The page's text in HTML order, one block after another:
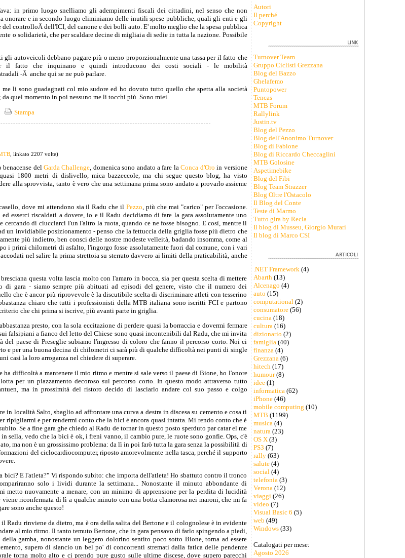
in primo luogo snelliamo gli adempimenti fiscali dei cittadini, nel senso che non
onorare e in secondo luogo eliminiamo delle inutili spese pubbliche, quali gli enti e gli
del controlloÂ dell'ICI, del canone e dei bolli auto. E' molto meglio che la spesa pubblica
o solidarietà, che per scaldare decine di migliaia di sedie in tutta la nazione. Possibile
gli autoveicoli debbano pagare più o meno proporzionalmente una tassa per il fatto che
il fatto che inquinano e quindi introducono dei costi sociali - le mobilità
-Â anche qui se ne può parlare.
li sono guadagnati col mio sudore ed ho dovuto tutto quello che spetta alla società
quel momento in poi nessuno me li tocchi più. Sono miei.
Stampa
, linkato 2207 volte)
del Garda Challenge, domenica sono andato a fare laConca d'Oro in versione
1800 metri di dislivello, mica bazzeccole, ma chi segue questo blog, ha visto
alla sprovvista, tanto è vero che una settimana prima sono andato a provarlo assieme
dove mi attendono sia il Radu che ilPezzo , più che mai "carico" per l'occasione.
esserci riscaldati a dovere, io e il Radu decidiamo di fare la gara assolutamente uno
di ciucciarci l'un l'altro la ruota, quando ce ne fosse bisogno. E così, mentre il
un invidiabile posizionamento - penso che la fettuccia della griglia fosse più dietro che
più indietro, ben consci delle nostre modeste velleità, badando insomma, come al
i primi chilometri di asfalto, l'ingorgo fosse assolutamente fuori dal comune, con i vari
nel salire la prima strettoia su sterrato davvero ai limiti della praticabilità, anche
questa volta lascia molto con l'amaro in bocca, sia per questa scelta di mettere
di gara - siamo sempre più abituati ad episodi del genere, visto che il numero dei
che è ancor più riprovevole è la discutibile scelta di discriminare atleti con tesserino
chiaro che tutti i professionisti della MTB italiana sono iscritti FCI e partono
che chi prima si iscrive, più avanti parte in griglia.
presto, con la sola eccitazione di perdere quasi la borraccia e dovermi fermare
falsipiani a fianco del letto del Chiese sono quasi incontenibili dal Radu, che mi invita
paese di Preseglie subiamo l'ingresso di coloro che fanno il percorso corto. Noi ci
e per una buona decina di chilometri ci sarà più di qualche difficoltà nei punti di single
casi la loro arroganza nel chiedere di superare.
difficoltà a mantenere il mio ritmo e mentre si sale verso il paese di Bione, ho l'onore
per un piazzamento decoroso sul percorso corto. In questo modo attraverso tutto
ma in prossimità del ristoro decido di lasciarlo andare col suo passo e colgo
in località Salto, sbaglio ad affrontare una curva a destra in discesa su cemento e cosa ti
ripigliarmi e per rendermi conto che la bici è ancora quasi intatta. Mi rendo conto che è
Se a fine gara ghe chiedo al Radu de tornar in questo posto sperduto par catar el me
sella, vedo che la bici è ok, i freni vanno, il cambio pure, le ruote sono gonfie. Ops, c'è
ma non è un grossissimo problema: da lì in poi farò tutta la gara senza la possibilità di
del ciclocardiocomputer, riposto amorevolmente nella tasca, perché il supporto
bici? E l'atleta?" Vi rispondo subito: che importa dell'atleta! Ho sbattuto contro il tronco
solo i lividi durante la settimana... Nonostante il minuto abbondante di
metto nuovamente a menare, con un minimo di apprensione per la perdita di lucidità
viene riconfermata di lì a qualche minuto con una botta clamorosa nei maroni, che mi fa
sono anche questo!
Radu rinviene da dietro, ma è ora della salita del Bertone e il colognolese è in evidente
al mio ritmo. Il tanto temuto Bertone, che in gara pensavo di farlo spingendo a piedi,
gamba, nonostante un leggero dolorino sentito poco sotto Bione, torna ad essere
supero di slancio un bel po' di concorrenti stremati dalla fatica delle pendenze
torna molto alto e ci prendo pure gusto sulle ultime discese, dove supero parecchi
Autori
Il perché
Copyright
Turnover Team
Gruppo Ciclisti Grezzana
Blog del Bazzo
Ghelafemo
Puntopower
Tencas
MTB Forum
Rallylink
Justin.tv
Blog del Pezzo
Blog dell'Anonimo Turnover
Blog di Fabione
Blog di Riccardo Checcaglini
MTB Golosine
Aspetimebike
Blog del Fibi
Blog Team Strazzer
Blog Oltre l'Ostacolo
Il Blog del Conte
Teste di Marmo
Tutto gira by Recla
Il blog di Musseu, Giorgio Murari
Il blog di Marco CSI
.NET Framework(4)
Abarth(13)
Alcenago (4)
auto (15)
computational(2)
consumatore(56)
cucina(18)
cultura(16)
dizionario (2)
famiglia(40)
finanza(4)
Grezzana(6)
hitech(17)
humour(8)
idee(1)
informatica(62)
iPhone(46)
mobile computing (10)
MTB (1199)
musica(4)
natura(23)
OS X(3)
PS3 (7)
rally(63)
salute(4)
social(4)
telefonia(3)
Verona(12)
viaggi(26)
video (7)
Visual Basic 6 (5)
web (49)
Windows(33)
Catalogati per mese:
Agosto 2026